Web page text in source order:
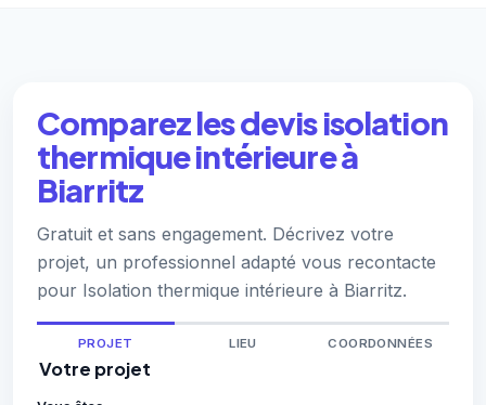
Comparez les devis isolation
thermique intérieure à
Biarritz
Gratuit et sans engagement. Décrivez votre
projet, un professionnel adapté vous recontacte
pour Isolation thermique intérieure à Biarritz.
PROJET LIEU COORDONNÉES
Votre projet